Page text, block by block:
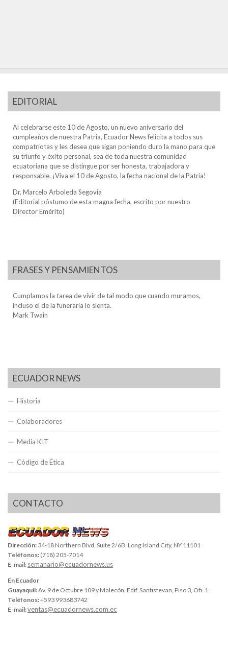
EDITORIAL
Al celebrarse este 10 de Agosto, un nuevo aniversario del
cumpleaños de nuestra Patria, Ecuador News felicita a todos sus
compatriotas y les desea que sigan poniendo duro la mano para que
su triunfo y éxito personal, sea de toda nuestra comunidad
ecuatoriana que se distingue por ser honesta, trabajadora y
responsable. ¡Viva el 10 de Agosto, la fecha nacional de la Patria!
Dr. Marcelo Arboleda Segovia
(Editorial póstumo de esta magna fecha, escrito por nuestro
Director Emérito)
FRASES Y PENSAMIENTOS
Cumplamos la tarea de vivir de tal modo que cuando muramos,
incluso el de la funeraria lo sienta.
Mark Twain
ECUADOR NEWS
Historia
Colaboradores
Media KIT
Código de Ética
CONTACTO
Dirección: 34-18 Northern Blvd, Suite 2/6B, Long Island City, NY 11101
Teléfonos: (718) 205-7014
E-mail: semanario@ecuadornews.us
En Ecuador
Guayaquil:Av. 9 de Octubre 109 y Malecón, Edif. Santistevan, Piso 3, Ofi. 1
Teléfonos:+593 993683742
E-mail:ventas@ecuadornews.com.ec